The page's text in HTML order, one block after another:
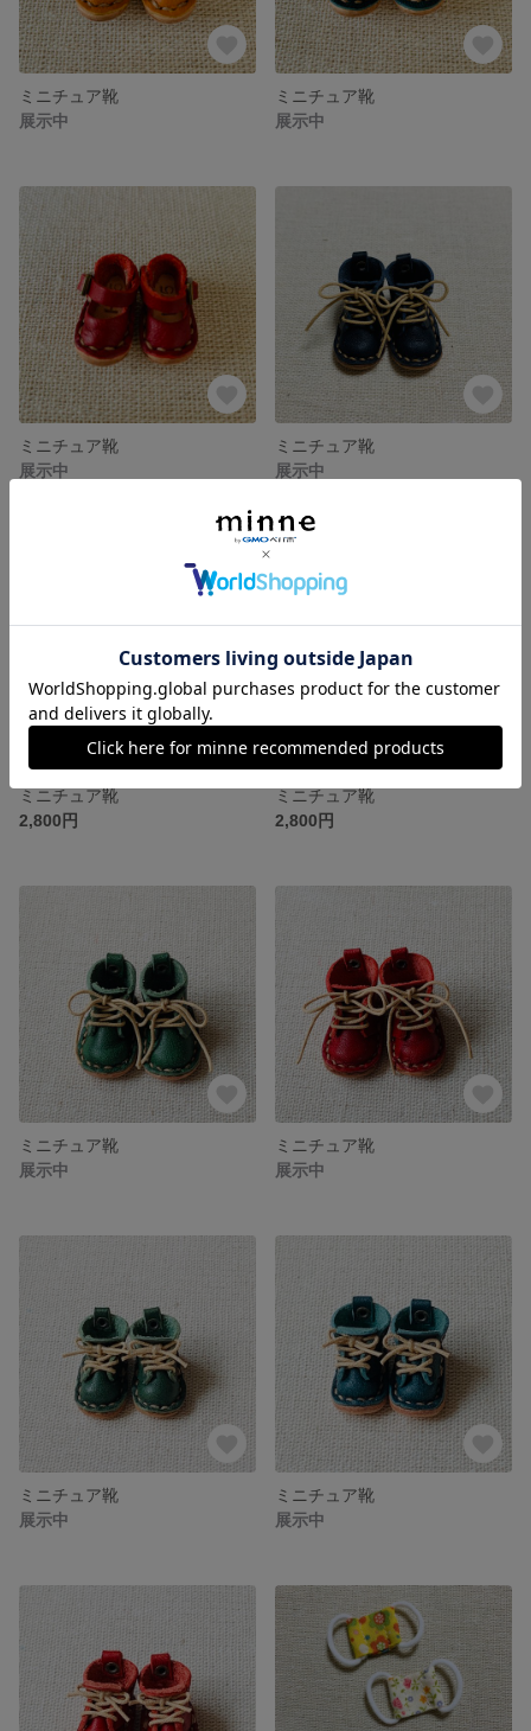
ミニチュア靴
展示中
ミニチュア靴
展示中
ミニチュア靴
展示中
ミニチュア靴
展示中
ミニチュア靴
2,800円
ミニチュア靴
2,800円
ミニチュア靴
展示中
ミニチュア靴
展示中
ミニチュア靴
展示中
ミニチュア靴
展示中